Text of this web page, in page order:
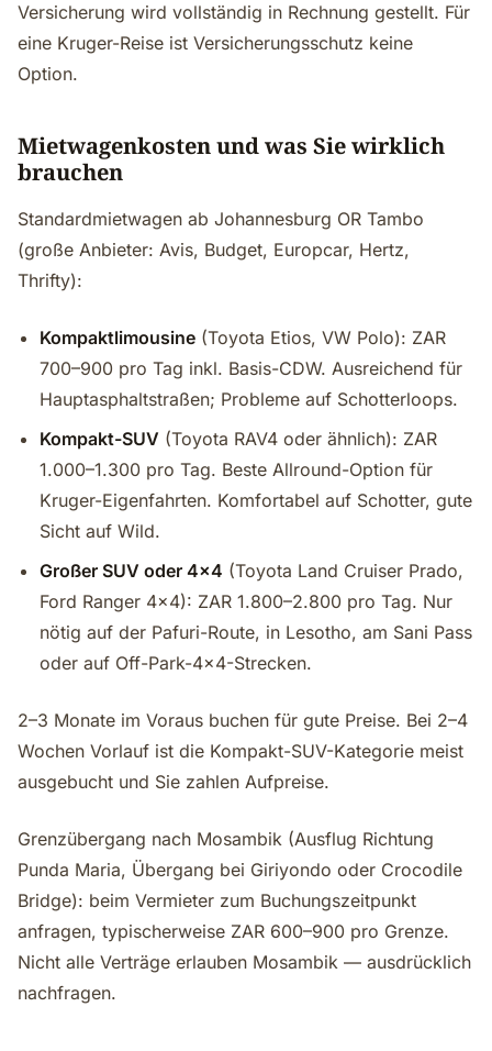
Versicherung wird vollständig in Rechnung gestellt. Für
eine Kruger-Reise ist Versicherungsschutz keine
Option.
Mietwagenkosten und was Sie wirklich
brauchen
Standardmietwagen ab Johannesburg OR Tambo
(große Anbieter: Avis, Budget, Europcar, Hertz,
Thrifty):
Kompaktlimousine (Toyota Etios, VW Polo): ZAR
700–900 pro Tag inkl. Basis-CDW. Ausreichend für
Hauptasphaltstraßen; Probleme auf Schotterloops.
Kompakt-SUV (Toyota RAV4 oder ähnlich): ZAR
1.000–1.300 pro Tag. Beste Allround-Option für
Kruger-Eigenfahrten. Komfortabel auf Schotter, gute
Sicht auf Wild.
Großer SUV oder 4x4 (Toyota Land Cruiser Prado,
Ford Ranger 4x4): ZAR 1.800–2.800 pro Tag. Nur
nötig auf der Pafuri-Route, in Lesotho, am Sani Pass
oder auf Off-Park-4x4-Strecken.
2–3 Monate im Voraus buchen für gute Preise. Bei 2–4
Wochen Vorlauf ist die Kompakt-SUV-Kategorie meist
ausgebucht und Sie zahlen Aufpreise.
Grenzübergang nach Mosambik (Ausflug Richtung
Punda Maria, Übergang bei Giriyondo oder Crocodile
Bridge): beim Vermieter zum Buchungszeitpunkt
anfragen, typischerweise ZAR 600–900 pro Grenze.
Nicht alle Verträge erlauben Mosambik — ausdrücklich
nachfragen.